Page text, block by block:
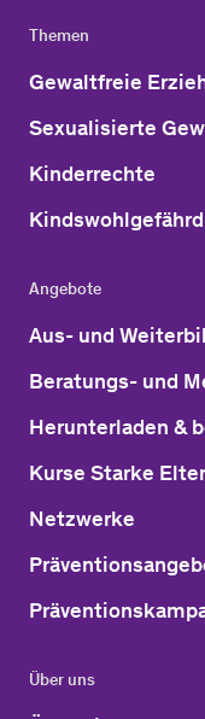
Themen
Gewaltfreie
Sexualisierte
Kinderrechte
Angebote
Aus- und
Beratungs- und
Herunterladen &
Kurse Starke
Netzwerke
Über uns